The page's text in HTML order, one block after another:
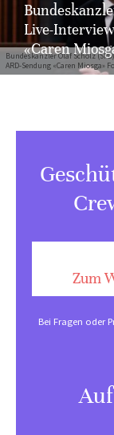
Bundeskanzler Olaf Scholz
ARD-Sendung «Caren Miosga»
Live-
«Caren
Zum
Bei Fragen oder